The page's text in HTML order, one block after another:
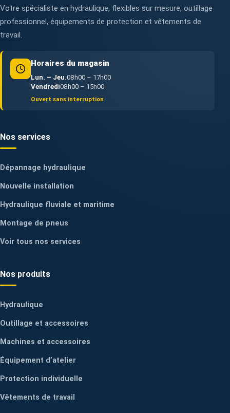
Votre spécialiste en hydraulique, flexibles sur mesure, outillage
professionnel, équipements de protection et vêtements de
travail.
Horaires du magasin
Lun. – Jeu.08h00 – 17h00
Vendredi08h00 – 15h00
Ouvert sans interruption
Nos services
Dépannage hydraulique
Nouvelle installation
Hydraulique fluviale et maritime
Montage de pneus
Voir tous nos services
Nos produits
Hydraulique
Outillage et accessoires
Machines et accessoires
Équipement d’atelier
Protection individuelle
Vêtements de travail